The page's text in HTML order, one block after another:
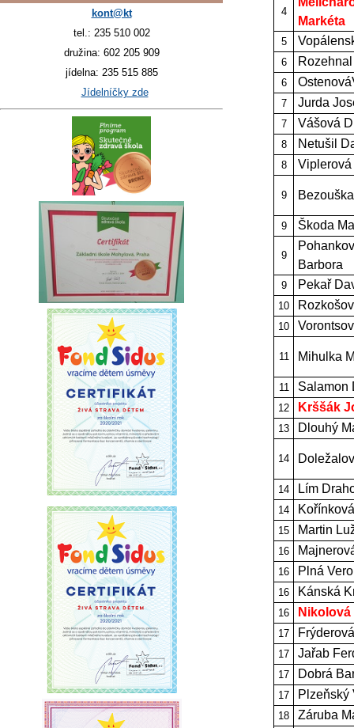
kont@kt
tel.: 235 510 002
družina: 602 205 909
jídelna: 235 515 885
Jídelníčky zde
4
Markéta
5
6
6
7 Jurda
7 Vášová
8 Netušil
8 Viplerová
9
9 Škoda
9
Barbora
9 Pekař
10
10
11 Mihulka
11 Salamon
12 Krššák
13 Dlouhý
14
14 Lím
14
15 Martin
16
16 Plná
16 Kánská
16
17
17 Jařab
17 Dobrá
17 Plzeňský
18 Záruba